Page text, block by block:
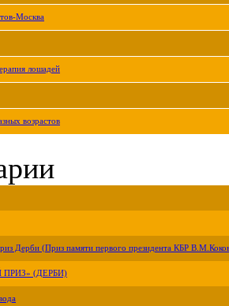
Москва
лошадей
возрастов
Дерби (Приз памяти первого президента КБР
ПРИЗ» (ДЕРБИ)